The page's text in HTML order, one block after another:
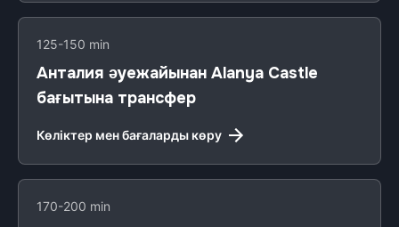
125-150 min
Анталия әуежайынан Alanya Castle
бағытына трансфер
Көліктер мен бағаларды көру
170-200 min